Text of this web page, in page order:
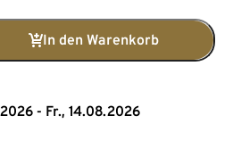
In den Warenkorb
- Fr., 14.08.2026